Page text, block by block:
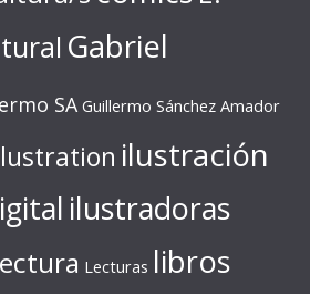
Gabriel
SA Guillermo Sánchez Amador
ilustración
ilustradoras
Lecturas libros